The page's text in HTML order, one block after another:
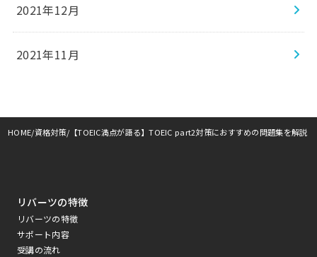
2021年12月
2021年11月
HOME 資格対策 【TOEIC満点が語る】TOEIC part2対策におすすめの問題集を解説
リバーツの特徴
リバーツの特徴
サポート内容
受講の流れ